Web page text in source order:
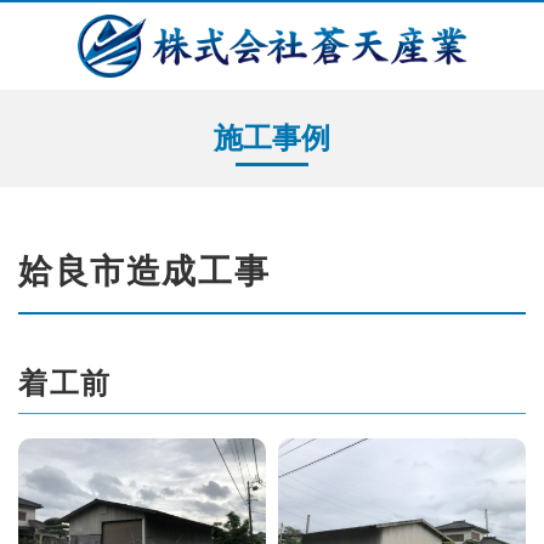
施工事例
姶良市造成工事
着工前